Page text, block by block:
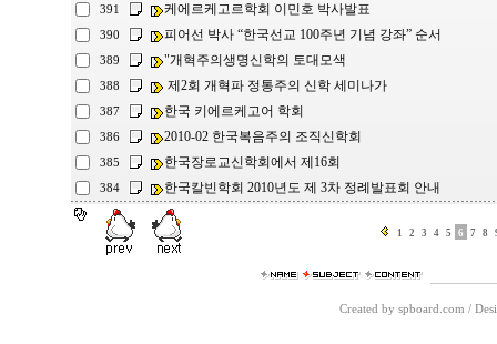
391 케에르케고르학회 이민호 박사발표
390 피어선 박사 “한국선교 100주년 기념 강좌” 순서
389 "개혁주의생명신학의 토대모색
388 제2회 개혁파 정통주의 신학 세미나가
387 한국 키에르케고어 학회
386 2010-02 한국복음주의 조직신학회
385 한국장로교신학회에서 제16회
384 한국칼빈학회 2010년도 제 3차 정례발표회 안내
1 2 3 4 5 6 7 8
Created by spboard.com /